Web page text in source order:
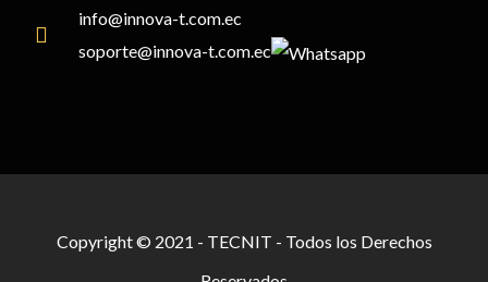
info@innova-t.com.ec
soporte@innova-t.com.ec
Copyright © 2021 - TECNIT - Todos los Derechos